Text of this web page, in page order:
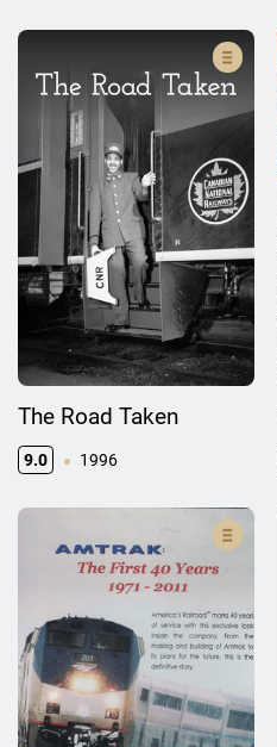
The Road Taken
9.0 1996